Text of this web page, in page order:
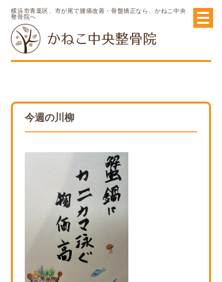
横浜市青葉区、市が尾で腰痛改善・骨盤矯正なら、かねこ中央
整骨院へ
今週の川柳